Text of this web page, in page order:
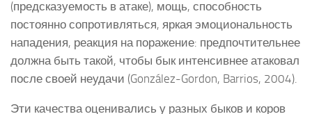
(предсказуемость в атаке), мощь, способность
постоянно сопротивляться, яркая эмоциональность
нападения, реакция на поражение: предпочтительнее
должна быть такой, чтобы бык интенсивнее атаковал
после своей неудачи (González-Gordon, Barrios, 2004).
Эти качества оценивались у разных быков и коров